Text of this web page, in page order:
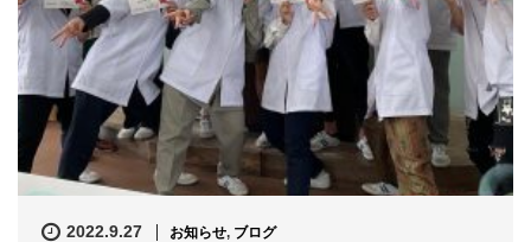
2022.9.27 お知らせ, ブログ